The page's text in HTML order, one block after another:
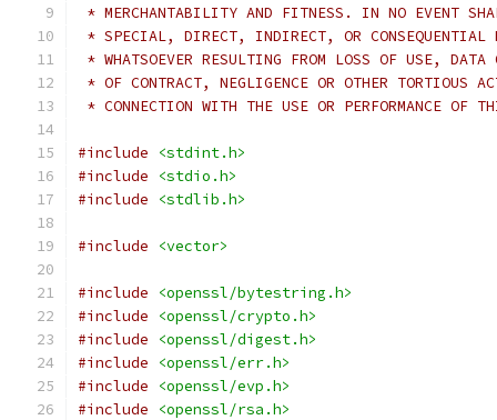
* MERCHANTABILITY AND FITNESS. IN NO EVENT
* SPECIAL, DIRECT, INDIRECT, OR CONSEQUENTIAL
* WHATSOEVER RESULTING FROM LOSS OF USE,
* OF CONTRACT, NEGLIGENCE OR OTHER TORTIOUS
* CONNECTION WITH THE USE OR PERFORMANCE OF
#include
<stdint.h>
#include
<stdio.h>
#include
<stdlib.h>
#include <vector>
#include
<openssl/bytestring.h>
#include
<openssl/crypto.h>
#include
<openssl/digest.h>
#include
<openssl/err.h>
#include
<openssl/evp.h>
#include
<openssl/rsa.h>